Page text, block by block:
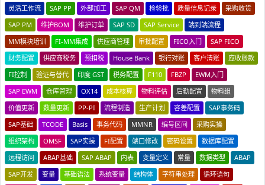
灵活工作流
SAP PP 外部加工 SAP QM 检验批 质量信息记录
采购收货
SAP PM
维护BOM 维护订单 SAP SD SAP Service
端到端流程
MM模块培训
FI-MM集成 供应商管理 审批配置 FICO入门
SAP FICO
财务配置
供应商税务 预扣税 House Bank 银行对账 客户清账
应收账款
FI控制
验证与替代 印度 GST 税务配置 F110 FBZP
EWM入门
SAP EWM
仓库管理 OX14 成本核算 物料评估 后勤配置
物料组
价值更新
数量更新 PP-PI 流程制造 生产计划 容差配置
SAP事务码
SAP基础
TCODE Basis 事务代码 MMNR 编号区间
采购实操
组织架构
OMSF SAP实操 FI配置 端口修改 密码设置
数据库配置
远程访问
ABAP基础 SAP ABAP 内表 变量定义 常量 数据类型
ABAP
SAP开发
变量 基础语法 系统变量 结构体 字符串处理
循环语句